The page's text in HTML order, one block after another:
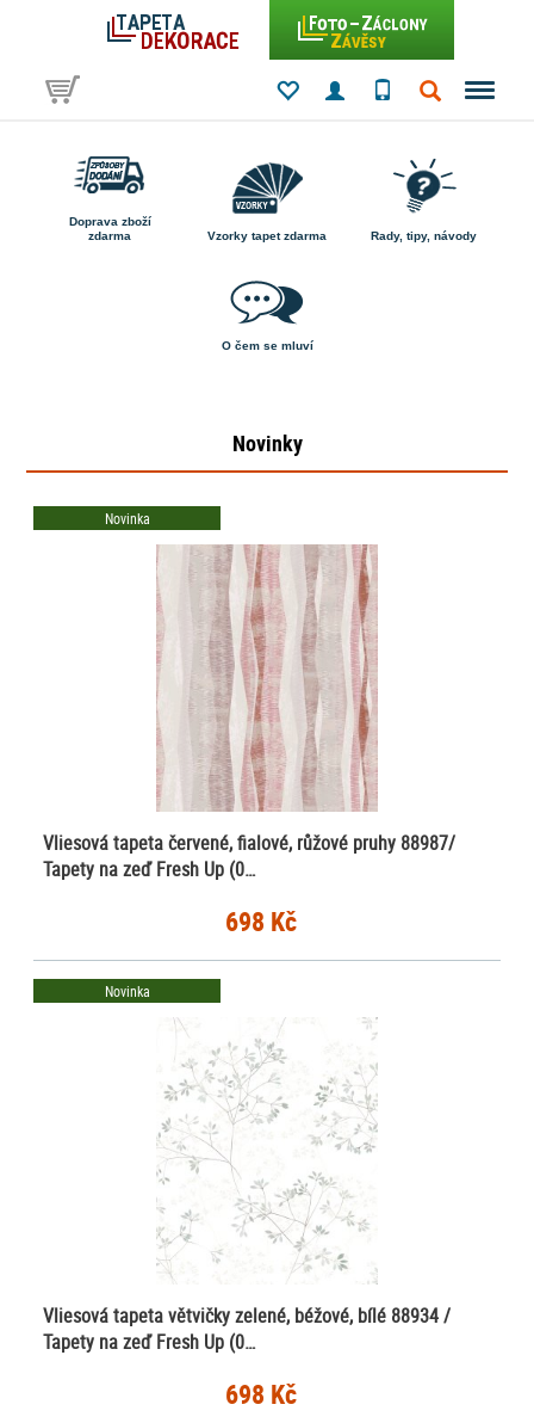
Doprava zboží
zdarma
Vzorky tapet zdarma Rady, tipy, návody
O čem se mluví
Novinky
Novinka
Vliesová tapeta červené, fialové, růžové pruhy 88987/
Tapety na zeď Fresh Up (0…
698 Kč
Novinka
Vliesová tapeta větvičky zelené, béžové, bílé 88934 /
Tapety na zeď Fresh Up (0…
698 Kč